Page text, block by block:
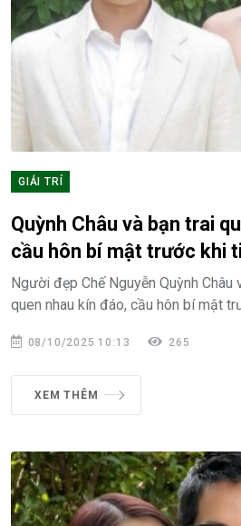
GIẢI TRÍ
Quỳnh Châu và bạn trai
cầu hôn bí mật trước khi
Người đẹp Chế Nguyễn Quỳnh Châu
quen nhau kín đáo, cầu hôn bí mật
08/10/2025 10:13 265
XEM THÊM